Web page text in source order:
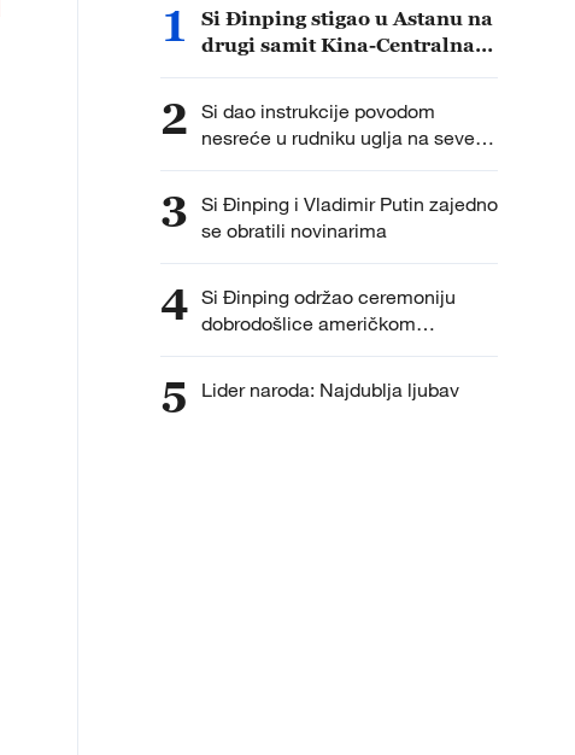
1
Si Đinping stigao u Astanu na
drugi samit Kina-Centralna
2 Si dao instrukcije povodom
nesreće u rudniku uglja na severu
Kine
3 Si Đinping i Vladimir Putin zajedno
se obratili novinarima
4 Si Đinping održao ceremoniju
dobrodošlice američkom
predsedniku Trampu tokom
5